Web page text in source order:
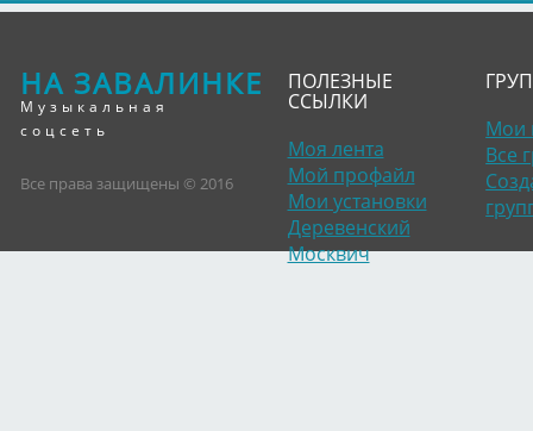
НА ЗАВАЛИНКЕ
Музыкальная
соцсеть
Все права защищены © 2016
ПОЛЕЗНЫЕ
ССЫЛКИ
Моя лента
Мой профайл
Мои установки
Деревенский
Москвич
Мои
Все